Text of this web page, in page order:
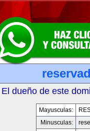
El dueño de este
Mayusculas:
Minusculas: